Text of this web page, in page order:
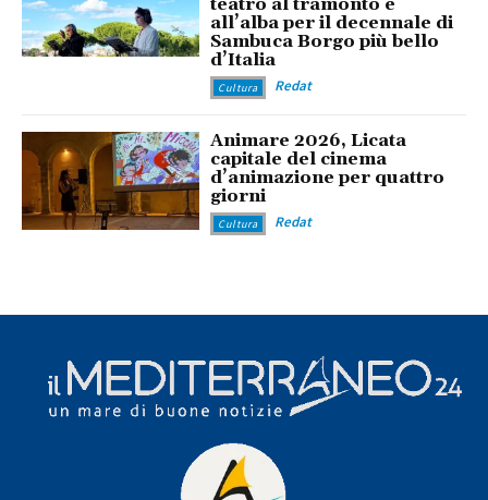
teatro al tramonto e
all’alba per il decennale di
Sambuca Borgo più bello
d’Italia
Cultura Redat
Animare 2026, Licata
capitale del cinema
d’animazione per quattro
giorni
Cultura Redat